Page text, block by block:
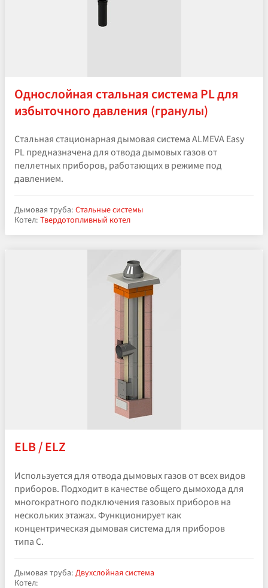
Однослойная стальная система PL для
избыточного давления (гранулы)
Стальная стационарная дымовая система ALMEVA Easy
PL предназначена для отвода дымовых газов от
пеллетных приборов, работающих в режиме под
давлением.
Дымовая труба: Стальные системы
Котел: Твердотопливный котел
ELB / ELZ
Используется для отвода дымовых газов от всех видов
приборов. Подходит в качестве общего дымохода для
многократного подключения газовых приборов на
нескольких этажах. Функционирует как
концентрическая дымовая система для приборов
типа C.
Дымовая труба: Двухслойная система
Котел: